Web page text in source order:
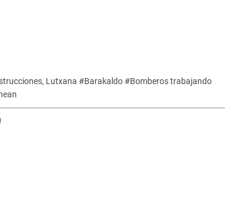
Lutxana #Barakaldo #Bomberos trabajando